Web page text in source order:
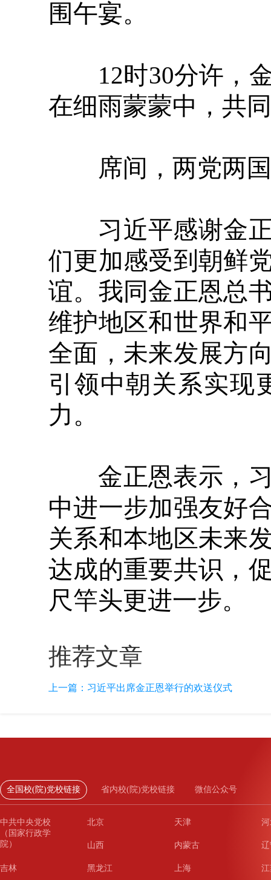
围午宴。
12时30分许，金
在细雨蒙蒙中，共
席间，两党两国
习近平感谢金正
们更加感受到朝鲜
谊。我同金正恩总
维护地区和世界和
全面，未来发展方
引领中朝关系实现
力。
金正恩表示，习
中进一步加强友好
关系和本地区未来
达成的重要共识，
尺竿头更进一步。
推荐文章
上一篇： 习近平出席金正恩举行的欢送仪式
全国校(院)党校链接 省内校(院)党校链接 微信公众号
中共中央党校
（国家行政学
院）
北京 天津
山西 内蒙古
吉林 黑龙江 上海